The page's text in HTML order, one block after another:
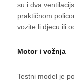
su i dva
praktičnom
vozite li djecu ili
Motor i vožnja
Testni model je